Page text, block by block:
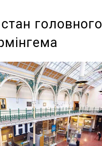
головного